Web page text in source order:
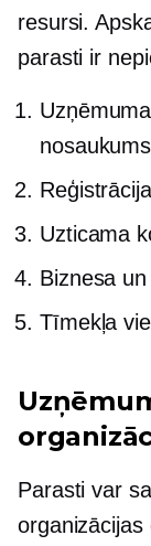
resursi.
parasti ir
nosaukums
Uzticama
Biznesa
Tīmekļa
Parasti var
organizācijas